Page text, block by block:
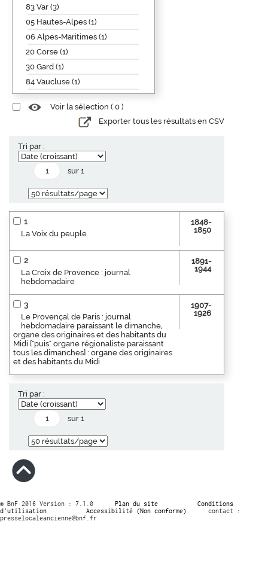
83 Var (3)
05 Hautes-Alpes (1)
06 Alpes-Maritimes (1)
20 Corse (1)
30 Gard (1)
84 Vaucluse (1)
Voir la sélection ( 0 )
Exporter tous les résultats en CSV
Tri par :
sur 1
1
La Voix du peuple
1848-
1850
2
La Croix de Provence : journal
hebdomadaire
1891-
1944
3
Le Provençal de Paris : journal
hebdomadaire paraissant le dimanche,
organe des originaires et des habitants du
Midi ["puis" organe régionaliste paraissant
tous les dimanches] : organe des originaires
et des habitants du Midi
1907-
1926
Tri par :
sur 1
© BnF 2016 Version : 7.1.0 Plan du site
Conditions
d’utilisation
Accessibilité (Non conforme)
contact :
presselocaleancienne@bnf.fr